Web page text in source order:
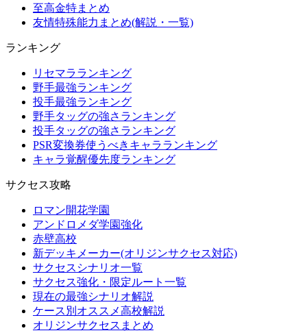
至高金特まとめ
友情特殊能力まとめ(解説・一覧)
ランキング
リセマラランキング
野手最強ランキング
投手最強ランキング
野手タッグの強さランキング
投手タッグの強さランキング
PSR変換券使うべきキャラランキング
キャラ覚醒優先度ランキング
サクセス攻略
ロマン開花学園
アンドロメダ学園強化
赤壁高校
新デッキメーカー(オリジンサクセス対応)
サクセスシナリオ一覧
サクセス強化・限定ルート一覧
現在の最強シナリオ解説
ケース別オススメ高校解説
オリジンサクセスまとめ